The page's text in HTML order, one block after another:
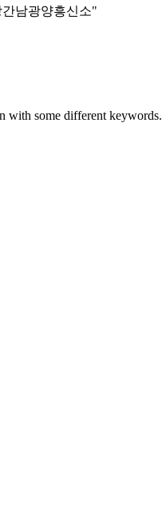
간남광양흥신소"
with some different keywords.